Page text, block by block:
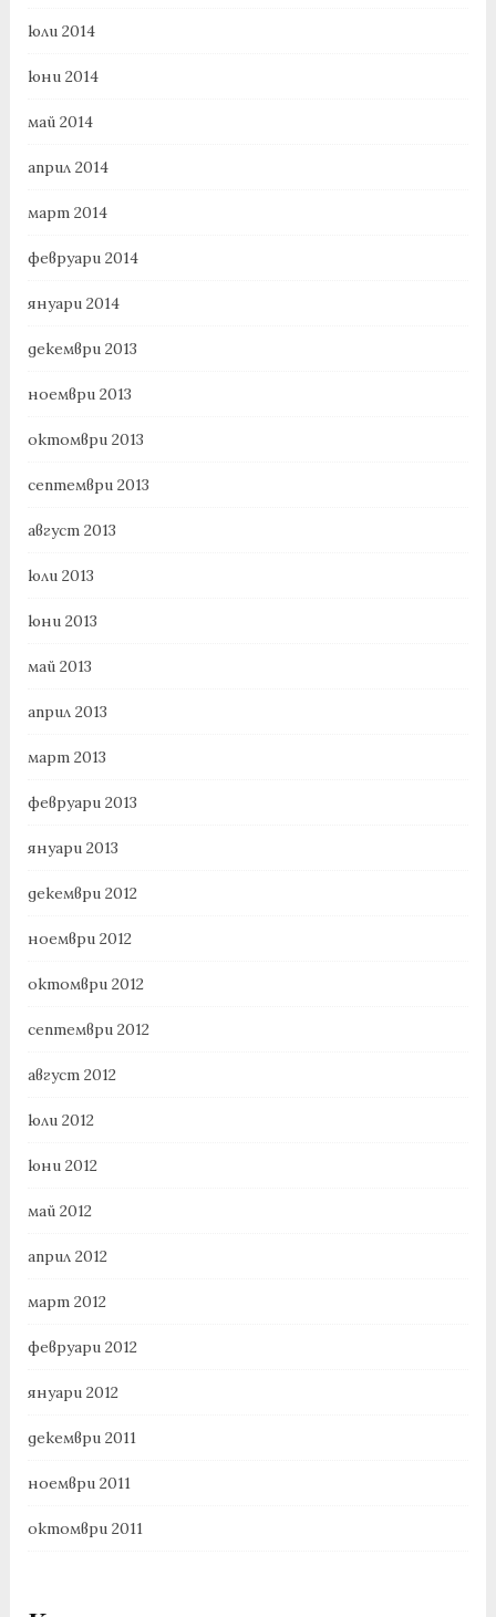
юли 2014
юни 2014
май 2014
април 2014
март 2014
февруари 2014
януари 2014
декември 2013
ноември 2013
октомври 2013
септември 2013
август 2013
юли 2013
юни 2013
май 2013
април 2013
март 2013
февруари 2013
януари 2013
декември 2012
ноември 2012
октомври 2012
септември 2012
август 2012
юли 2012
юни 2012
май 2012
април 2012
март 2012
февруари 2012
януари 2012
декември 2011
ноември 2011
октомври 2011